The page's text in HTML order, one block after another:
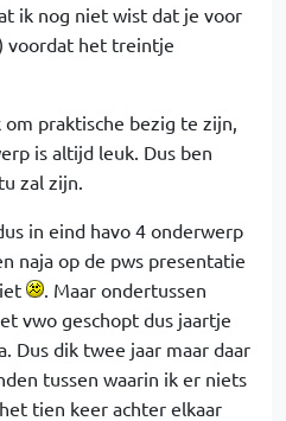
ik nog niet wist dat je voor
voordat het treintje
praktische bezig te zijn,
is altijd leuk. Dus ben
zal zijn.
in eind havo 4 onderwerp
naja op de pws presentatie
. Maar ondertussen
vwo geschopt dus jaartje
Dus dik twee jaar maar daar
tussen waarin ik er niets
tien keer achter elkaar